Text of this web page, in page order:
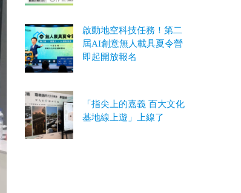
啟動地空科技任務！第二
屆AI創意無人載具夏令營
即起開放報名
「指尖上的嘉義 百大文化
基地線上遊」上線了